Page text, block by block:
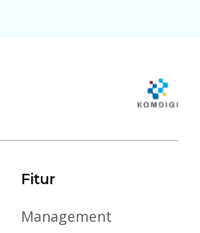
Fitur
Management